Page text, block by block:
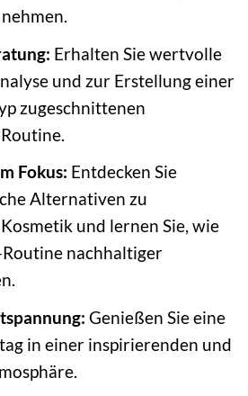
Erhalten Sie wertvolle
und zur Erstellung einer
zugeschnittenen
Fokus: Entdecken Sie
Alternativen zu
und lernen Sie, wie
nachhaltiger
Genießen Sie eine
in einer inspirierenden und